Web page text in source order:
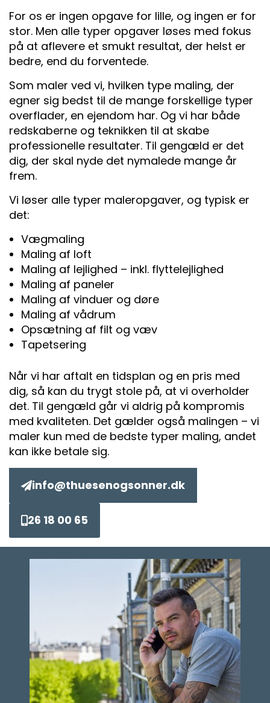
For os er ingen opgave for lille, og ingen er for
stor. Men alle typer opgaver løses med fokus
på at aflevere et smukt resultat, der helst er
bedre, end du forventede.
Som maler ved vi, hvilken type maling, der
egner sig bedst til de mange forskellige typer
overflader, en ejendom har. Og vi har både
redskaberne og teknikken til at skabe
professionelle resultater. Til gengæld er det
dig, der skal nyde det nymalede mange år
frem.
Vi løser alle typer maleropgaver, og typisk er
det:
Vægmaling
Maling af loft
Maling af lejlighed – inkl. flyttelejlighed
Maling af paneler
Maling af vinduer og døre
Maling af vådrum
Opsætning af filt og væv
Tapetsering
Når vi har aftalt en tidsplan og en pris med
dig, så kan du trygt stole på, at vi overholder
det. Til gengæld går vi aldrig på kompromis
med kvaliteten. Det gælder også malingen – vi
maler kun med de bedste typer maling, andet
kan ikke betale sig.
info@thuesenogsonner.dk
26 18 00 65